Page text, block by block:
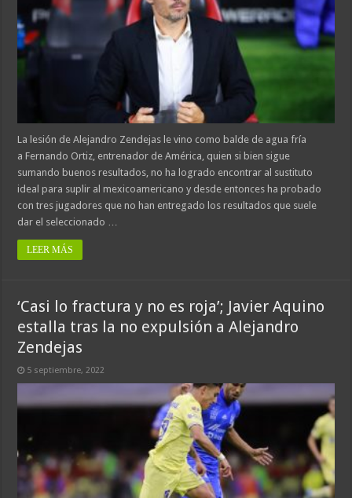
La lesión de Alejandro Zendejas le vino como balde de agua fría
a Fernando Ortiz, entrenador de América, quien si bien sigue
sumando buenos resultados, no ha logrado encontrar al sustituto
ideal para suplir al mexicoamericano y desde entonces ha probado
con tres jugadores que no han entregado los resultados que suele
dar el seleccionado …
LEER MÁS
‘Casi lo fractura y no es roja’; Javier Aquino
estalla tras la no expulsión a Alejandro
Zendejas
5 septiembre, 2022